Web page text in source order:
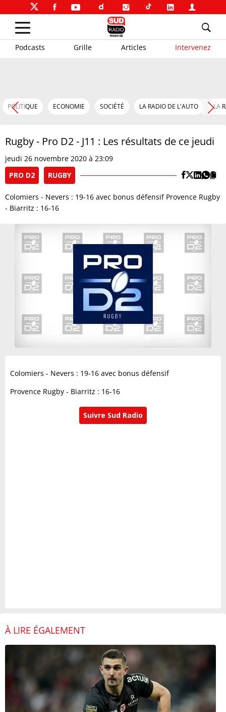
Podcasts Grille Articles Intervenez
POLITIQUE ECONOMIE SOCIÉTÉ LA RADIO DE L'AUTO LA
Rugby - Pro D2 - J11 : Les résultats de ce jeudi
jeudi 26 novembre 2020 à 23:09
PRO D2
RUGBY
Colomiers - Nevers : 19-16 avec bonus défensif Provence Rugby
- Biarritz : 16-16
Colomiers - Nevers : 19-16 avec bonus défensif
Provence Rugby - Biarritz : 16-16
Suivre Sud Radio
À LIRE ÉGALEMENT